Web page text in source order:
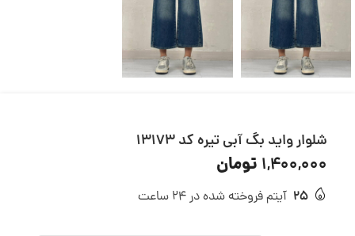
شلوار واید بگ آبی تیره کد 13173
1,400,000 تومان
25 آیتم فروخته شده در 24 ساعت